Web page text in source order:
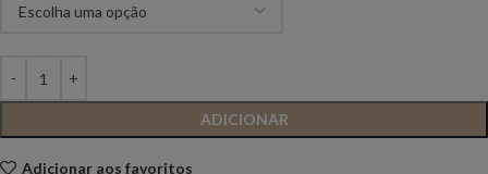
ADICIONAR
Adicionar aos favoritos